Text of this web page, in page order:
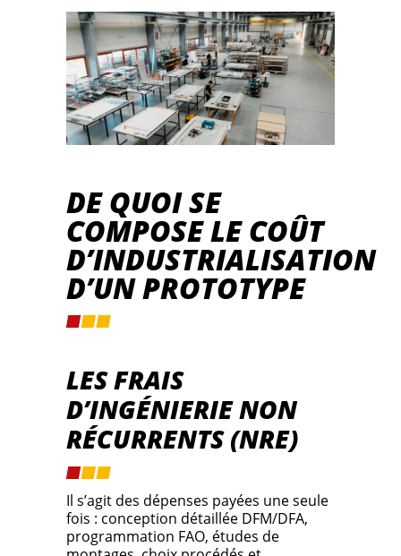
DE QUOI SE
COMPOSE LE COÛT
D’INDUSTRIALISATION
D’UN PROTOTYPE
LES FRAIS
D’INGÉNIERIE NON
RÉCURRENTS (NRE)
Il s’agit des dépenses payées une seule
fois : conception détaillée DFM/DFA,
programmation FAO, études de